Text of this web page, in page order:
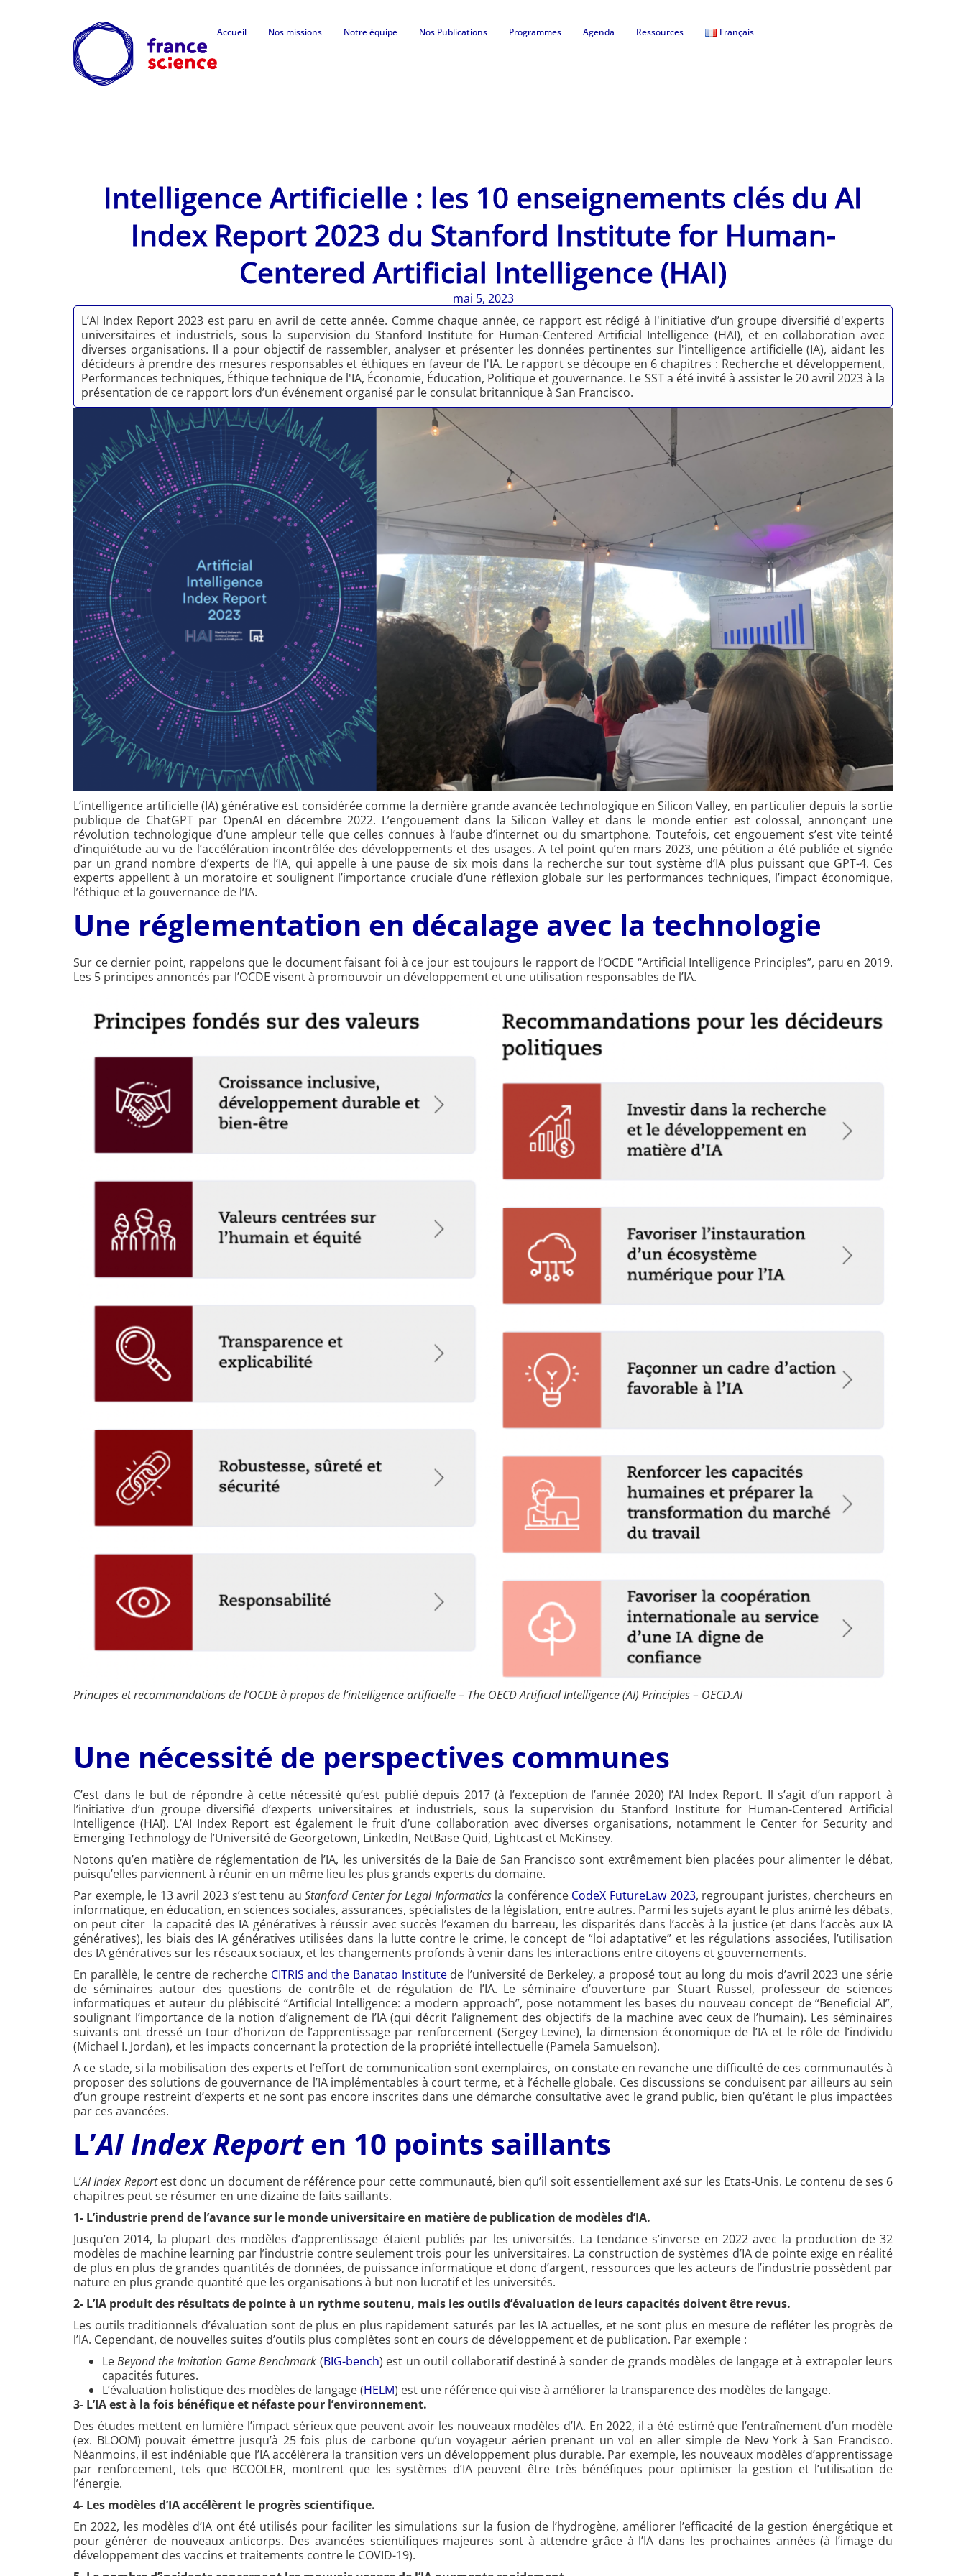
Accueil Nos missions Notre équipe Nos Publications Programmes Agenda Ressources Français
Intelligence Artificielle : les 10 enseignements clés du AI
Index Report 2023 du Stanford Institute for Human-
Centered Artificial Intelligence (HAI)
mai 5, 2023
L’AI Index Report 2023 est paru en avril de cette année. Comme chaque année, ce rapport est rédigé à l'initiative d’un groupe diversifié d'experts
universitaires et industriels, sous la supervision du Stanford Institute for Human-Centered Artificial Intelligence (HAI), et en collaboration avec
diverses organisations. Il a pour objectif de rassembler, analyser et présenter les données pertinentes sur l'intelligence artificielle (IA), aidant les
décideurs à prendre des mesures responsables et éthiques en faveur de l'IA. Le rapport se découpe en 6 chapitres : Recherche et développement,
Performances techniques, Éthique technique de l'IA, Économie, Éducation, Politique et gouvernance. Le SST a été invité à assister le 20 avril 2023 à la
présentation de ce rapport lors d’un événement organisé par le consulat britannique à San Francisco.
L’intelligence artificielle (IA) générative est considérée comme la dernière grande avancée technologique en Silicon Valley, en particulier depuis la sortie
publique de ChatGPT par OpenAI en décembre 2022. L’engouement dans la Silicon Valley et dans le monde entier est colossal, annonçant une
révolution technologique d’une ampleur telle que celles connues à l’aube d’internet ou du smartphone. Toutefois, cet engouement s’est vite teinté
d’inquiétude au vu de l’accélération incontrôlée des développements et des usages. A tel point qu’en mars 2023, une pétition a été publiée et signée
par un grand nombre d’experts de l’IA, qui appelle à une pause de six mois dans la recherche sur tout système d’IA plus puissant que GPT-4. Ces
experts appellent à un moratoire et soulignent l’importance cruciale d’une réflexion globale sur les performances techniques, l’impact économique,
l’éthique et la gouvernance de l’IA.
Une réglementation en décalage avec la technologie
Sur ce dernier point, rappelons que le document faisant foi à ce jour est toujours le rapport de l’OCDE “Artificial Intelligence Principles”, paru en 2019.
Les 5 principes annoncés par l’OCDE visent à promouvoir un développement et une utilisation responsables de l’IA.
Principes et recommandations de l’OCDE à propos de l’intelligence artificielle – The OECD Artificial Intelligence (AI) Principles – OECD.AI
Une nécessité de perspectives communes
C’est dans le but de répondre à cette nécessité qu’est publié depuis 2017 (à l’exception de l’année 2020) l’AI Index Report. Il s’agit d’un rapport à
l’initiative d’un groupe diversifié d’experts universitaires et industriels, sous la supervision du Stanford Institute for Human-Centered Artificial
Intelligence (HAI). L’AI Index Report est également le fruit d’une collaboration avec diverses organisations, notamment le Center for Security and
Emerging Technology de l’Université de Georgetown, LinkedIn, NetBase Quid, Lightcast et McKinsey.
Notons qu’en matière de réglementation de l’IA, les universités de la Baie de San Francisco sont extrêmement bien placées pour alimenter le débat,
puisqu’elles parviennent à réunir en un même lieu les plus grands experts du domaine.
Par exemple, le 13 avril 2023 s’est tenu auStanford Center for Legal Informaticsla conférence CodeX FutureLaw 2023, regroupant juristes, chercheurs en
informatique, en éducation, en sciences sociales, assurances, spécialistes de la législation, entre autres. Parmi les sujets ayant le plus animé les débats,
on peut citer la capacité des IA génératives à réussir avec succès l’examen du barreau, les disparités dans l’accès à la justice (et dans l’accès aux IA
génératives), les biais des IA génératives utilisées dans la lutte contre le crime, le concept de “loi adaptative” et les régulations associées, l’utilisation
des IA génératives sur les réseaux sociaux, et les changements profonds à venir dans les interactions entre citoyens et gouvernements.
En parallèle, le centre de recherche CITRIS and the Banatao Institutede l’université de Berkeley, a proposé tout au long du mois d’avril 2023 une série
de séminaires autour des questions de contrôle et de régulation de l’IA. Le séminaire d’ouverture par Stuart Russel, professeur de sciences
informatiques et auteur du plébiscité “Artificial Intelligence: a modern approach”, pose notamment les bases du nouveau concept de “Beneficial AI”,
soulignant l’importance de la notion d’alignement de l’IA (qui décrit l’alignement des objectifs de la machine avec ceux de l’humain). Les séminaires
suivants ont dressé un tour d’horizon de l’apprentissage par renforcement (Sergey Levine), la dimension économique de l’IA et le rôle de l’individu
(Michael I. Jordan), et les impacts concernant la protection de la propriété intellectuelle (Pamela Samuelson).
A ce stade, si la mobilisation des experts et l’effort de communication sont exemplaires, on constate en revanche une difficulté de ces communautés à
proposer des solutions de gouvernance de l’IA implémentables à court terme, et à l’échelle globale. Ces discussions se conduisent par ailleurs au sein
d’un groupe restreint d’experts et ne sont pas encore inscrites dans une démarche consultative avec le grand public, bien qu’étant le plus impactées
par ces avancées.
L’AI Index Reporten 10 points saillants
L’AI Index Reportest donc un document de référence pour cette communauté, bien qu’il soit essentiellement axé sur les Etats-Unis. Le contenu de ses 6
chapitres peut se résumer en une dizaine de faits saillants.
1- L’industrie prend de l’avance sur le monde universitaire en matière de publication de modèles d’IA.
Jusqu’en 2014, la plupart des modèles d’apprentissage étaient publiés par les universités. La tendance s’inverse en 2022 avec la production de 32
modèles de machine learning par l’industrie contre seulement trois pour les universitaires. La construction de systèmes d’IA de pointe exige en réalité
de plus en plus de grandes quantités de données, de puissance informatique et donc d’argent, ressources que les acteurs de l’industrie possèdent par
nature en plus grande quantité que les organisations à but non lucratif et les universités.
2- L’IA produit des résultats de pointe à un rythme soutenu, mais les outils d’évaluation de leurs capacités doivent être revus.
Les outils traditionnels d’évaluation sont de plus en plus rapidement saturés par les IA actuelles, et ne sont plus en mesure de refléter les progrès de
l’IA. Cependant, de nouvelles suites d’outils plus complètes sont en cours de développement et de publication. Par exemple :
LeBeyond the Imitation Game Benchmark (BIG-bench) est un outil collaboratif destiné à sonder de grands modèles de langage et à extrapoler leurs
capacités futures.
L’évaluation holistique des modèles de langage (HELM) est une référence qui vise à améliorer la transparence des modèles de langage.
3- L’IA est à la fois bénéfique et néfaste pour l’environnement.
Des études mettent en lumière l’impact sérieux que peuvent avoir les nouveaux modèles d’IA. En 2022, il a été estimé que l’entraînement d’un modèle
(ex. BLOOM) pouvait émettre jusqu’à 25 fois plus de carbone qu’un voyageur aérien prenant un vol en aller simple de New York à San Francisco.
Néanmoins, il est indéniable que l’IA accélèrera la transition vers un développement plus durable. Par exemple, les nouveaux modèles d’apprentissage
par renforcement, tels que BCOOLER, montrent que les systèmes d’IA peuvent être très bénéfiques pour optimiser la gestion et l’utilisation de
l’énergie.
4- Les modèles d’IA accélèrent le progrès scientifique.
En 2022, les modèles d’IA ont été utilisés pour faciliter les simulations sur la fusion de l’hydrogène, améliorer l’efficacité de la gestion énergétique et
pour générer de nouveaux anticorps. Des avancées scientifiques majeures sont à attendre grâce à l’IA dans les prochaines années (à l’image du
développement des vaccins et traitements contre le COVID-19).